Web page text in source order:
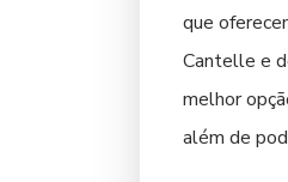
que
Cantelle e
melhor
além de